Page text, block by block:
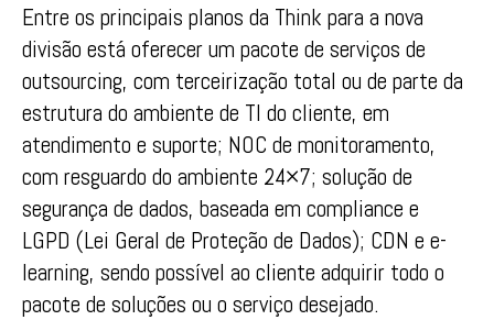
Entre os principais planos da Think para a nova
divisão está oferecer um pacote de serviços de
outsourcing, com terceirização total ou de parte da
estrutura do ambiente de TI do cliente, em
atendimento e suporte; NOC de monitoramento,
com resguardo do ambiente 24×7; solução de
segurança de dados, baseada em compliance e
LGPD (Lei Geral de Proteção de Dados); CDN e e-
learning, sendo possível ao cliente adquirir todo o
pacote de soluções ou o serviço desejado.